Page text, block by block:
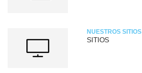
NUESTROS SITIOS
SITIOS